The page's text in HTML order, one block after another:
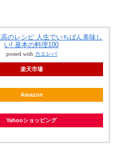
のレシピ 人生でいちばん美味し
い! 基本の料理100
posted with カエレバ
楽天市場
Amazon
Yahooショッピング